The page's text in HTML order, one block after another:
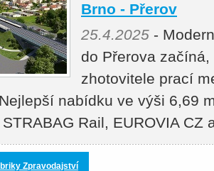
Brno - Přerov
25.4.2025 -
do Přerova
zhotovitele prací
nabídku ve výši 6,69
Rail, EUROVIA
Zpravodajství